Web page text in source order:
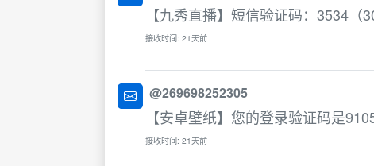
【九秀直播】短信验证码：3534（
接收时间: 21天前
@269698252305
【安卓壁纸】您的登录验证码是
接收时间: 21天前